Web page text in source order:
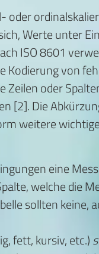
Werte unter
ISO 8601
Kodierung von
Zeilen oder
[2]. Die
weitere
eine
welche die
sollten keine,
fett, kursiv, etc.)